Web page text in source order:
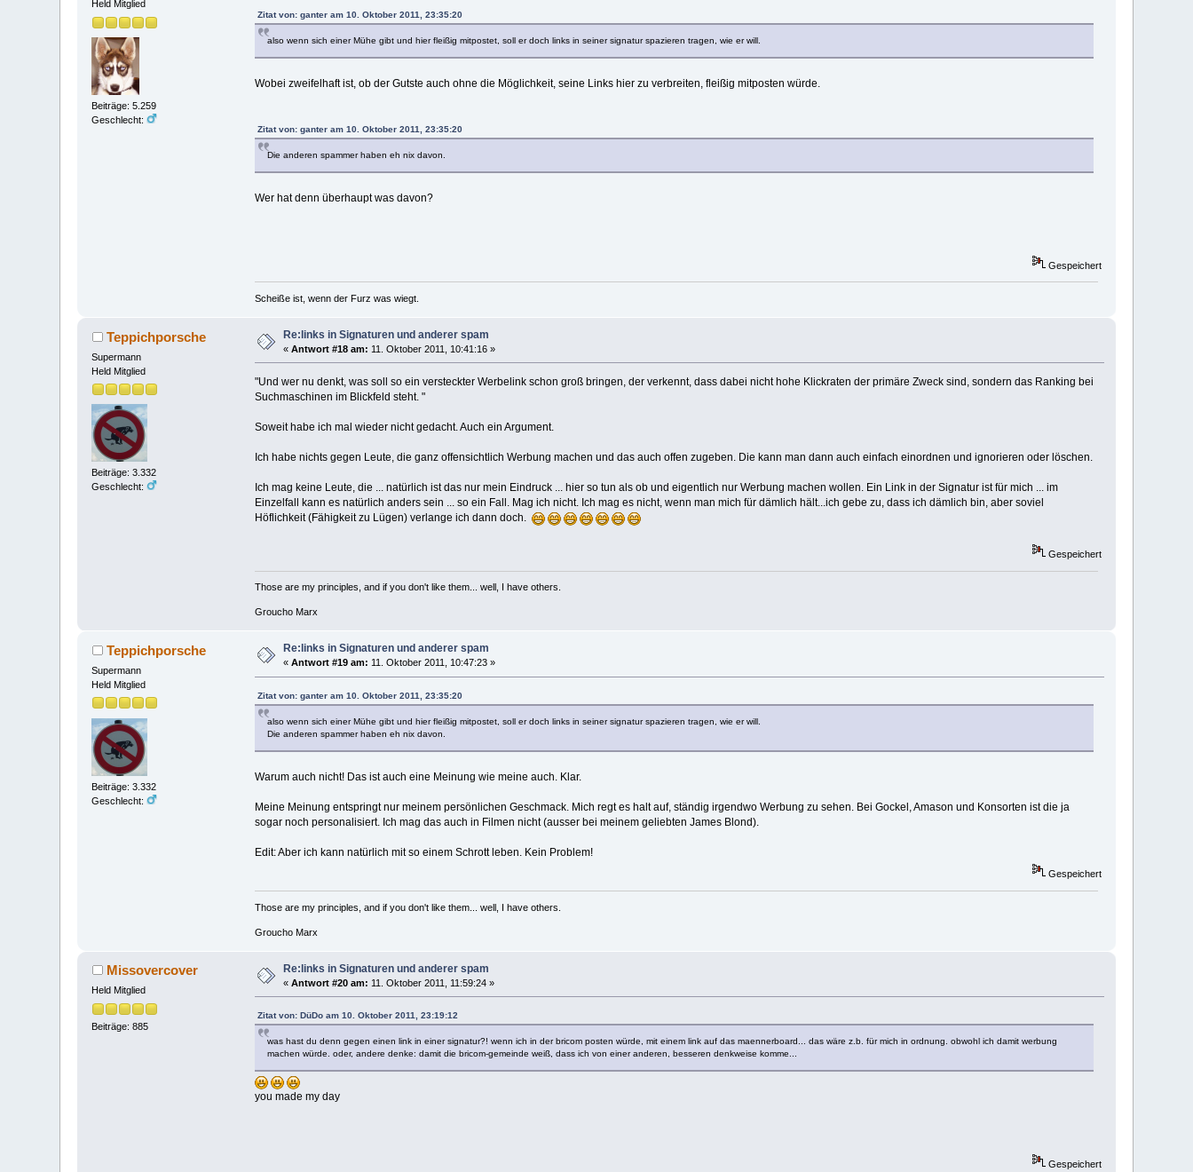
Held Mitglied
Beiträge: 5.259
Geschlecht:
Zitat von: ganter am 10. Oktober 2011, 23:35:20
also wenn sich einer Mühe gibt und hier fleißig mitpostet, soll er doch links in seiner signatur spazieren tragen, wie er will.
Wobei zweifelhaft ist, ob der Gutste auch ohne die Möglichkeit, seine Links hier zu verbreiten, fleißig mitposten würde.
Zitat von: ganter am 10. Oktober 2011, 23:35:20
Die anderen spammer haben eh nix davon.
Wer hat denn überhaupt was davon?
Gespeichert
Scheiße ist, wenn der Furz was wiegt.
Teppichporsche
Supermann
Held Mitglied
Beiträge: 3.332
Geschlecht:
Re:links in Signaturen und anderer spam
«Antwort #18 am: 11. Oktober 2011, 10:41:16 »
"Und wer nu denkt, was soll so ein versteckter Werbelink schon groß bringen, der verkennt, dass dabei nicht hohe Klickraten der primäre Zweck sind, sondern das Ranking bei
Suchmaschinen im Blickfeld steht. "
Soweit habe ich mal wieder nicht gedacht. Auch ein Argument.
Ich habe nichts gegen Leute, die ganz offensichtlich Werbung machen und das auch offen zugeben. Die kann man dann auch einfach einordnen und ignorieren oder löschen.
Ich mag keine Leute, die ... natürlich ist das nur mein Eindruck ... hier so tun als ob und eigentlich nur Werbung machen wollen. Ein Link in der Signatur ist für mich ... im
Einzelfall kann es natürlich anders sein ... so ein Fall. Mag ich nicht. Ich mag es nicht, wenn man mich für dämlich hält...ich gebe zu, dass ich dämlich bin, aber soviel
Höflichkeit (Fähigkeit zu Lügen) verlange ich dann doch.
Gespeichert
Those are my principles, and if you don't like them... well, I have others.
Groucho Marx
Teppichporsche
Supermann
Held Mitglied
Beiträge: 3.332
Geschlecht:
Re:links in Signaturen und anderer spam
«Antwort #19 am: 11. Oktober 2011, 10:47:23 »
Zitat von: ganter am 10. Oktober 2011, 23:35:20
also wenn sich einer Mühe gibt und hier fleißig mitpostet, soll er doch links in seiner signatur spazieren tragen, wie er will.
Die anderen spammer haben eh nix davon.
Warum auch nicht! Das ist auch eine Meinung wie meine auch. Klar.
Meine Meinung entspringt nur meinem persönlichen Geschmack. Mich regt es halt auf, ständig irgendwo Werbung zu sehen. Bei Gockel, Amason und Konsorten ist die ja
sogar noch personalisiert. Ich mag das auch in Filmen nicht (ausser bei meinem geliebten James Blond).
Edit: Aber ich kann natürlich mit so einem Schrott leben. Kein Problem!
Gespeichert
Those are my principles, and if you don't like them... well, I have others.
Groucho Marx
Missovercover
Held Mitglied
Beiträge: 885
Re:links in Signaturen und anderer spam
«Antwort #20 am: 11. Oktober 2011, 11:59:24 »
Zitat von: DüDo am 10. Oktober 2011, 23:19:12
was hast du denn gegen einen link in einer signatur?! wenn ich in der bricom posten würde, mit einem link auf das maennerboard... das wäre z.b. für mich in ordnung. obwohl ich damit werbung
machen würde. oder, andere denke: damit die bricom-gemeinde weiß, dass ich von einer anderen, besseren denkweise komme...
you made my day
Gespeichert